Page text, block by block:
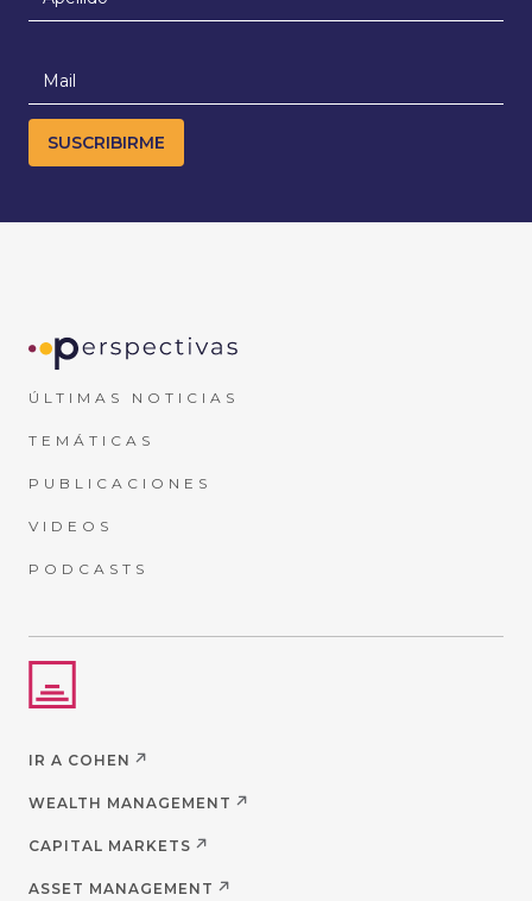
ÚLTIMAS NOTICIAS
TEMÁTICAS
PUBLICACIONES
VIDEOS
PODCASTS
IR A COHEN
WEALTH MANAGEMENT
CAPITAL MARKETS
ASSET MANAGEMENT